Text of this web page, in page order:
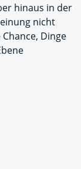
hinaus in der
nicht
Dinge